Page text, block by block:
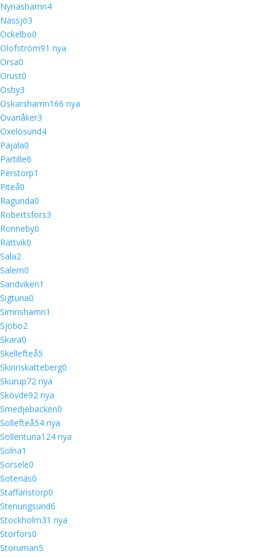
Nynäshamn4
Nässjö3
Ockelbo0
Olofström91 nya
Orsa0
Orust0
Osby3
Oskarshamn166 nya
Ovanåker3
Oxelösund4
Pajala0
Partille6
Perstorp1
Piteå0
Ragunda0
Robertsfors3
Ronneby0
Rättvik0
Sala2
Salem0
Sandviken1
Sigtuna0
Simrishamn1
Sjöbo2
Skara0
Skellefteå5
Skinnskatteberg0
Skurup72 nya
Skövde92 nya
Smedjebacken0
Sollefteå54 nya
Sollentuna124 nya
Solna1
Sorsele0
Sotenäs0
Staffanstorp0
Stenungsund6
Stockholm31 nya
Storfors0
Storuman5